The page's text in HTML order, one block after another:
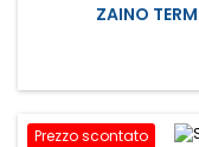
ZAINO
Prezzo scontato